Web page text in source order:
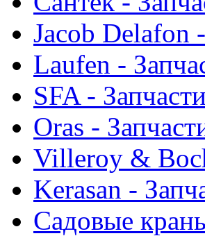
Jacob Delafon
Laufen -
SFA -
Oras -
Villeroy &
Kerasan -
Садовые